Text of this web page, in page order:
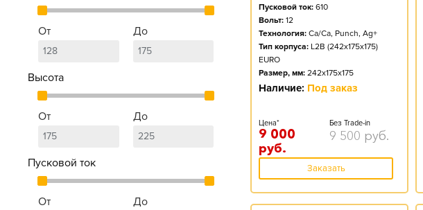
От До
Высота
От До
Пусковой ток
От До
Пусковой ток: 610
Вольт: 12
Технология: Ca/Ca, Punch, Ag+
Тип корпуса: L2B (242x175x175)
EURO
Размер, мм: 242x175x175
Наличие: Под заказ
Цена*
9 000
руб.
Без Trade-in
9 500 руб.
Заказать